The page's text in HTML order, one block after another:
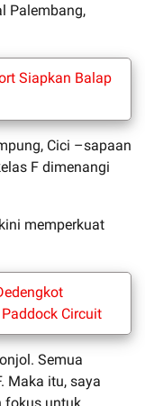
Palembang,
Siapkan Balap
Cici –sapaan
F dimenangi
memperkuat
Circuit
Semua
Maka itu, saya
fokus untuk